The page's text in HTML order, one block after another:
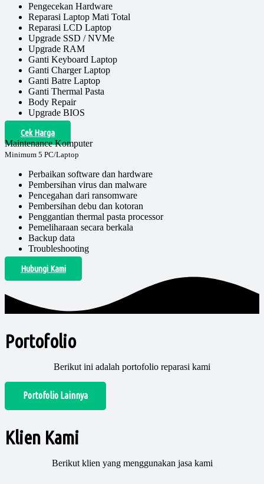
Pengecekan Hardware
Reparasi Laptop Mati Total
Reparasi LCD Laptop
Upgrade SSD / NVMe
Upgrade RAM
Ganti Keyboard Laptop
Ganti Charger Laptop
Ganti Batre Laptop
Ganti Thermal Pasta
Body Repair
Upgrade BIOS
Cek Harga
Maintenance Komputer
Minimum 5 PC/Laptop
Perbaikan software dan hardware
Pembersihan virus dan malware
Pencegahan dari ransomware
Pembersihan debu dan kotoran
Penggantian thermal pasta processor
Pemeliharaan secara berkala
Backup data
Troubleshooting
Hubungi Kami
Portofolio
Berikut ini adalah portofolio reparasi kami
Portofolio Lainnya
Klien Kami
Berikut klien yang menggunakan jasa kami